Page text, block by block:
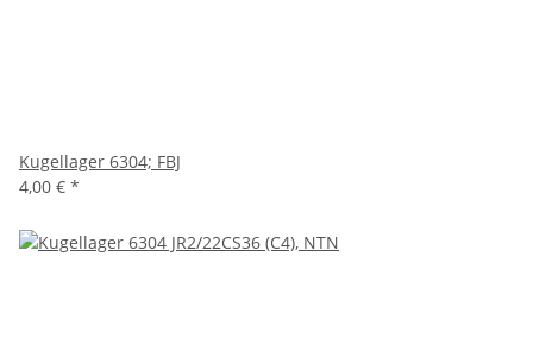
Kugellager 6304; FBJ
4,00 € *